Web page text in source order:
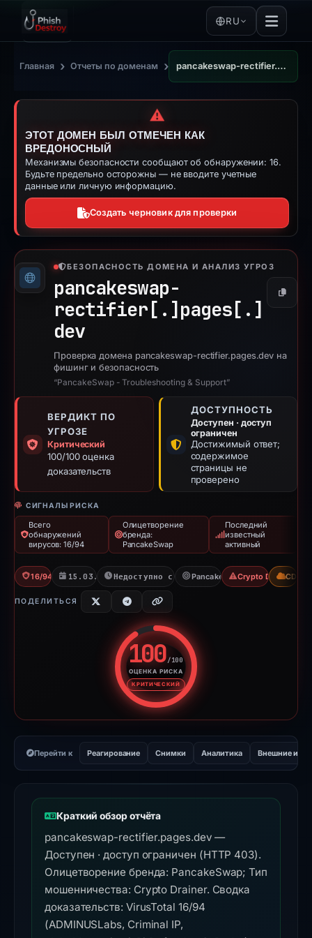
RU
Главная › Отчеты по доменам › pancakeswap-rectifier.pages.dev
⚠️
ЭТОТ ДОМЕН БЫЛ ОТМЕЧЕН КАК
ВРЕДОНОСНЫЙ
Механизмы безопасности сообщают об обнаружении: 16.
Будьте предельно осторожны — не вводите учетные
данные или личную информацию.
Создать черновик для проверки
БЕЗОПАСНОСТЬ ДОМЕНА И АНАЛИЗ УГРОЗ
pancakeswap-
rectifier[.] pages[.]
dev
Проверка домена pancakeswap-rectifier.pages.dev на
фишинг и безопасность
“PancakeSwap - Troubleshooting & Support”
ВЕРДИКТ ПО
УГРОЗЕ
Критический
100/100 оценка
доказательств
ДОСТУПНОСТЬ
Доступен · доступ
ограничен
Достижимый ответ;
содержимое
страницы не
проверено
СИГНАЛЫ РИСКА
Всего
обнаружений
вирусов: 16/94
Олицетворение
бренда:
PancakeSwap
Последний
известный
активный
16/94 VT 15.03.2026Недоступно с 10.06.2026
PancakeSwapCrypto DrainerCDN
ПОДЕЛИТЬСЯ
100/100
ОЦЕНКА РИСКА
КРИТИЧЕСКИЙ
Оценка риска: 100 из 100.
Перейти к Реагирование Снимки Аналитика Внешние
Краткий обзор отчёта
pancakeswap-rectifier.pages.dev —
Доступен · доступ ограничен (HTTP 403).
Олицетворение бренда: PancakeSwap; Тип
мошенничества: Crypto Drainer. Сводка
доказательств: VirusTotal 16/94
(ADMINUSLabs, Criminal IP,